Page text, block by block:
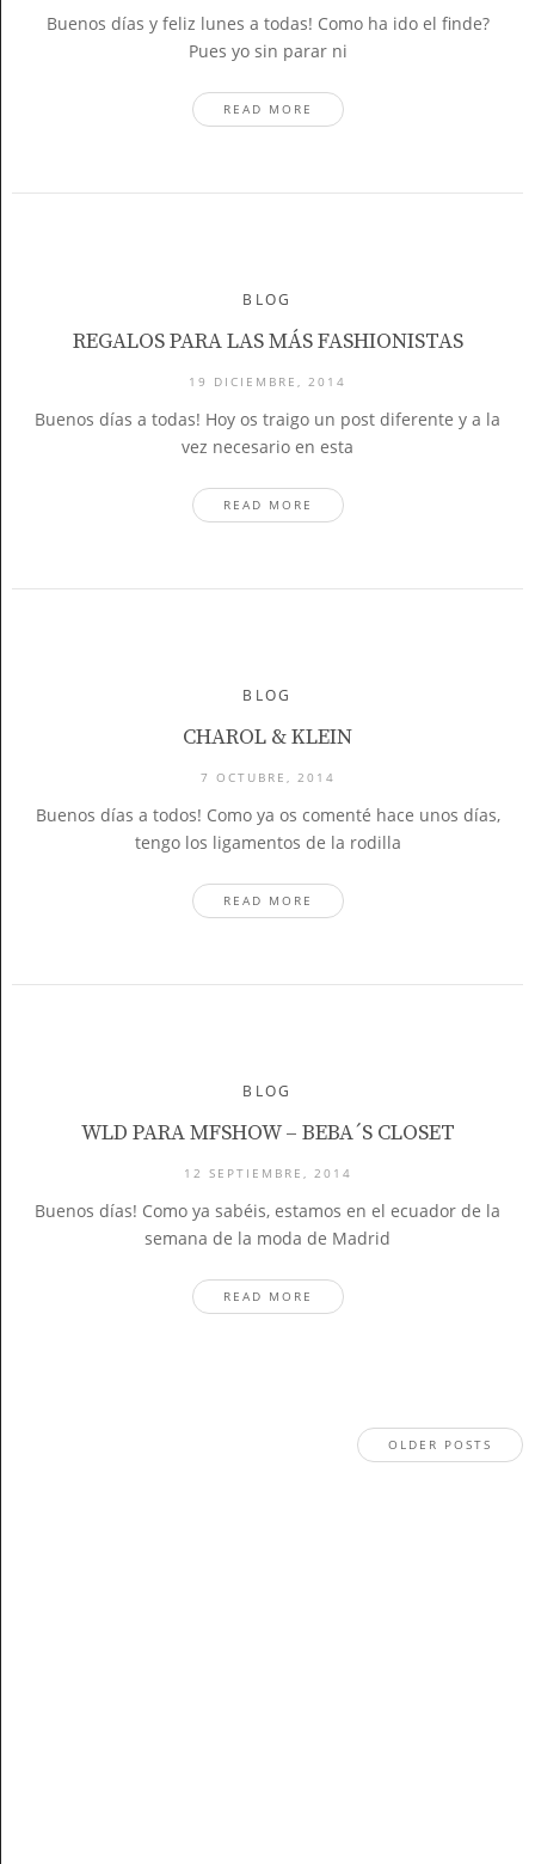
Buenos días y feliz lunes a todas! Como ha ido el finde?
Pues yo sin parar ni
READ MORE
BLOG
REGALOS PARA LAS MÁS FASHIONISTAS
19 DICIEMBRE, 2014
Buenos días a todas! Hoy os traigo un post diferente y a la
vez necesario en esta
READ MORE
BLOG
CHAROL & KLEIN
7 OCTUBRE, 2014
Buenos días a todos! Como ya os comenté hace unos días,
tengo los ligamentos de la rodilla
READ MORE
BLOG
WLD PARA MFSHOW – BEBA´S CLOSET
12 SEPTIEMBRE, 2014
Buenos días! Como ya sabéis, estamos en el ecuador de la
semana de la moda de Madrid
READ MORE
OLDER POSTS